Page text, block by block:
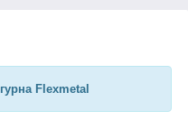
Flexmetal